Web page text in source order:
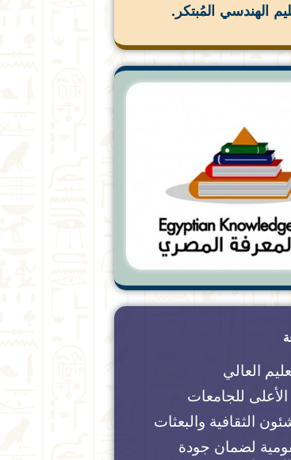
الهندسي المُبتكر.
العالي
للجامعات
الثقافية والبعثات
لضمان جودة